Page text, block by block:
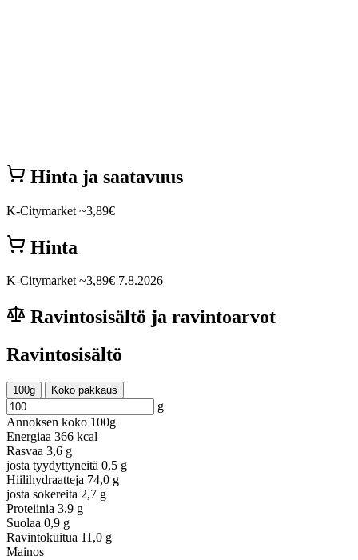
Hinta ja saatavuus
K-Citymarket ~3,89€
Hinta
K-Citymarket ~3,89€ 7.8.2026
Ravintosisältö ja ravintoarvot
Ravintosisältö
100g Koko pakkaus
g
Annoksen koko 100g
Energiaa 366 kcal
Rasvaa 3,6 g
josta tyydyttyneitä 0,5 g
Hiilihydraatteja 74,0 g
josta sokereita 2,7 g
Proteiinia 3,9 g
Suolaa 0,9 g
Ravintokuitua 11,0 g
Mainos